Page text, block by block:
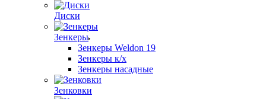
Диски
Зенкеры
Зенкеры Weldon 19
Зенкеры к/х
Зенкеры насадные
Зенковки